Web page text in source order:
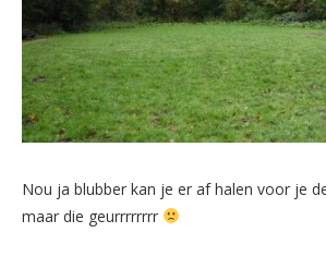
Nou ja blubber kan je er af halen voor je
maar die geurrrrrrrr